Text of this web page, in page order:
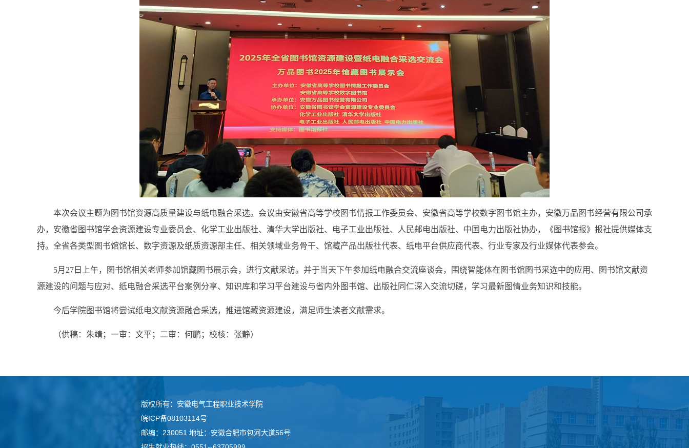
本次会议主题为图书馆资源高质量建设与纸电融合采选。会议由安徽省高等学校图书情报工作委员会、安徽省高等学校数字图书馆主办，安徽万品图书经营有限公司承
办，安徽省图书馆学会资源建设专业委员会、化学工业出版社、清华大学出版社、电子工业出版社、人民邮电出版社、中国电力出版社协办，《图书馆报》报社提供媒体支
持。全省各类型图书馆馆长、数字资源及纸质资源部主任、相关领域业务骨干、馆藏产品出版社代表、纸电平台供应商代表、行业专家及行业媒体代表参会。
5月27日上午，图书馆相关老师参加馆藏图书展示会，进行文献采访。并于当天下午参加纸电融合交流座谈会，围绕智能体在图书馆图书采选中的应用、图书馆文献资
源建设的问题与应对、纸电融合采选平台案例分享、知识库和学习平台建设与省内外图书馆、出版社同仁深入交流切磋，学习最新图情业务知识和技能。
今后学院图书馆将尝试纸电文献资源融合采选，推进馆藏资源建设，满足师生读者文献需求。
（供稿：朱靖；一审：文平；二审：何鹏；校核：张静）
版权所有：安徽电气工程职业技术学院
皖ICP备08103114号
邮编：230051 地址：安徽合肥市包河大道56号